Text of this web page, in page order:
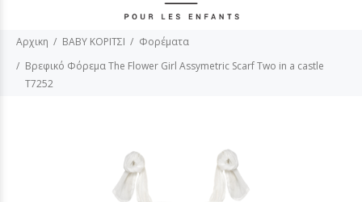
Αρχικη BABY ΚΟΡΙΤΣΙ
Φορέματα
Βρεφικό Φόρεμα The Flower Girl Assymetric Scarf Two in a castle
T7252